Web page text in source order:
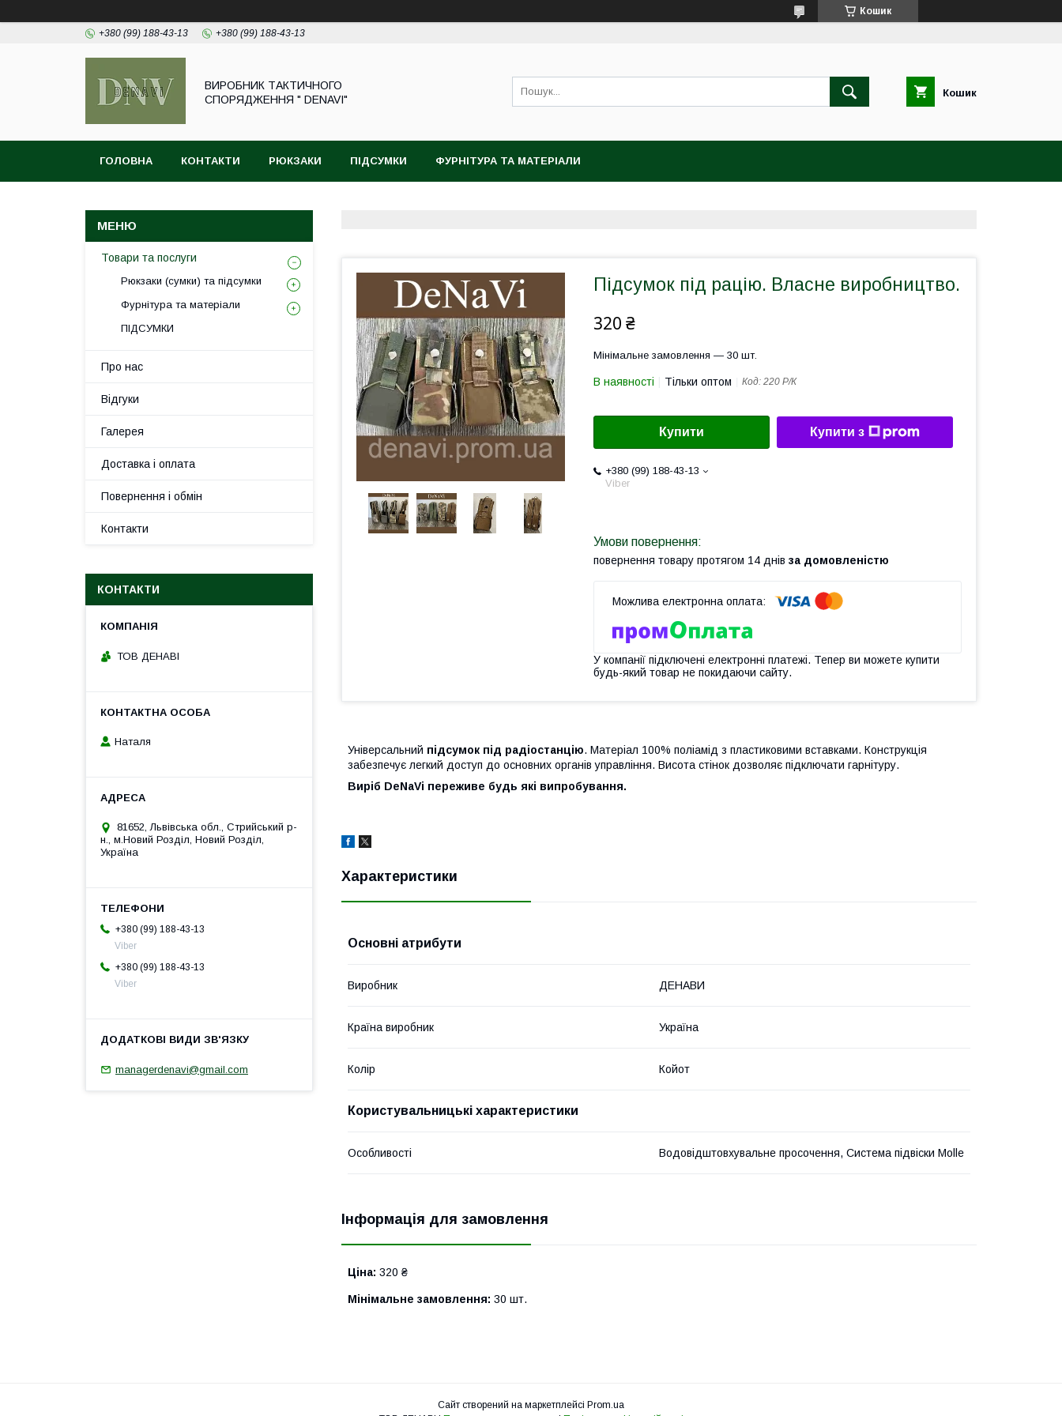
Кошик
+380 (99) 188-43-13 +380 (99) 188-43-13
ВИРОБНИК ТАКТИЧНОГО
СПОРЯДЖЕННЯ " DENAVI"
Кошик
ГОЛОВНА КОНТАКТИ РЮКЗАКИ ПІДСУМКИ ФУРНІТУРА ТА МАТЕРІАЛИ
Підсумок під рацію. Власне виробництво.
320 ₴
Мінімальне замовлення — 30 шт.
В наявності Тільки оптом Код: 220 Р/К
Купити Купити з
+380 (99) 188-43-13
Viber
повернення товару протягом 14 днів за домовленістю
У компанії підключені електронні платежі. Тепер ви можете купити
будь-який товар не покидаючи сайту.
Універсальний підсумок під радіостанцію. Матеріал 100% поліамід з пластиковими вставками. Конструкція
забезпечує легкий доступ до основних органів управління. Висота стінок дозволяє підключати гарнітуру.
Виріб DeNaVi переживе будь які випробування.
Характеристики
Основні атрибути
Виробник ДЕНАВИ
Країна виробник Україна
Колір Койот
Користувальницькі характеристики
Особливості Водовідштовхувальне просочення, Система підвіски Molle
Інформація для замовлення
Ціна: 320 ₴
Мінімальне замовлення: 30 шт.
Товари та послуги
Рюкзаки (сумки) та підсумки
Фурнітура та матеріали
ПІДСУМКИ
Про нас
Відгуки
Галерея
Доставка і оплата
Повернення і обмін
Контакти
КОНТАКТИ
ТОВ ДЕНАВІ
Наталя
81652, Львівська обл., Стрийський р-
н., м.Новий Розділ, Новий Розділ,
Україна
+380 (99) 188-43-13
Viber
+380 (99) 188-43-13
Viber
managerdenavi@gmail.com
Сайт створений на маркетплейсі Prom.ua